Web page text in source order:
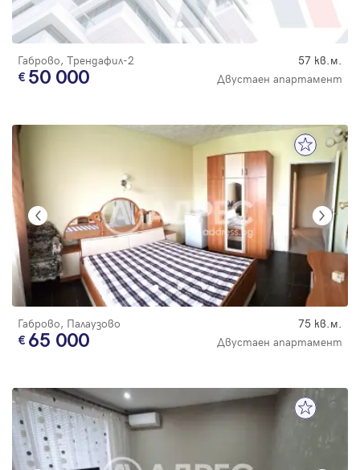
Габрово, Трендафил-2 57 кв.м.
50 000 Двустаен апартамент
Габрово, Палаузово 75 кв.м.
65 000 Двустаен апартамент